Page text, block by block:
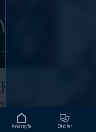
Anasayfa Diziler